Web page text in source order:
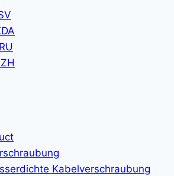
DA
RU
ZH
Kabelverschraubung